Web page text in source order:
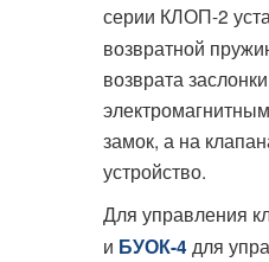
серии КЛОП-2
возвратной
возврата
замок, а на
устройство.
Для управления
и БУОК-4 для